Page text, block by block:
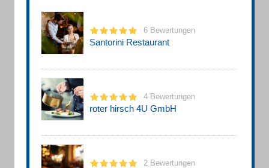
6 Bewertungen
Santorini Restaurant
4 Bewertungen
roter hirsch 4U GmbH
2 Bewertungen